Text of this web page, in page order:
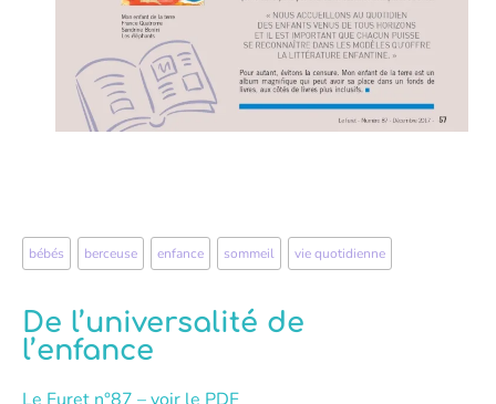
bébés berceuse enfance sommeil vie quotidienne
De l’universalité de
l’enfance